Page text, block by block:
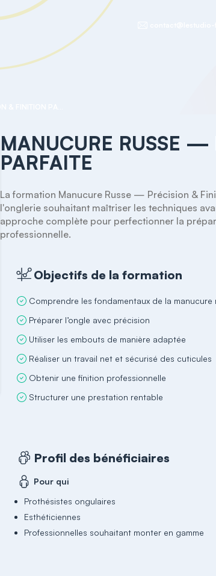
MANUCURE RUSSE —
PARFAITE
La formation Manucure Russe — Précision &
l'onglerie souhaitant maîtriser les techniques
approche complète pour perfectionner la
professionnelle.
Objectifs de la formation
Comprendre les fondamentaux de la manucure
Préparer l’ongle avec précision
Utiliser les embouts de manière adaptée
Réaliser un travail net et sécurisé des cuticules
Obtenir une finition professionnelle
Structurer une prestation rentable
Profil des bénéficiaires
Pour qui
Prothésistes ongulaires
Esthéticiennes
Professionnelles souhaitant monter en gamme